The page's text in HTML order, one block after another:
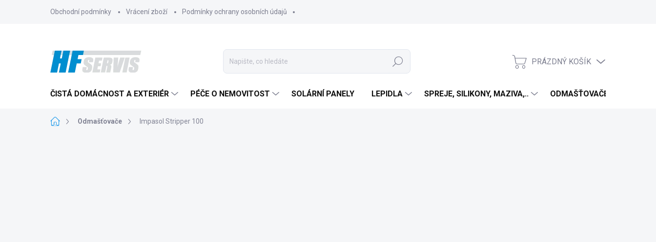
Obchodní podmínky Vrácení zboží Podmínky ochrany osobních údajů
Hledat
NÁKUPNÍ
PRÁZDNÝ KOŠÍK
ČISTÁ DOMÁCNOST A EXTERIÉR PÉČE O NEMOVITOST SOLÁRNÍ PANELY LEPIDLA SPREJE, SILIKONY, MAZIVA,.. ODMAŠŤOVAČE
DomůOdmašťovače Impasol Stripper 100